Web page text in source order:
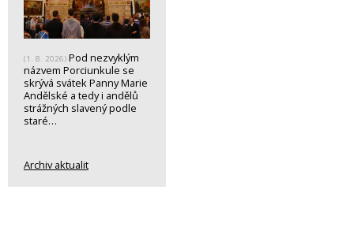
(1. 8. 2026) Pod nezvyklým
názvem Porciunkule se
skrývá svátek Panny Marie
Andělské a tedy i andělů
strážných slavený podle
staré…
Archiv aktualit